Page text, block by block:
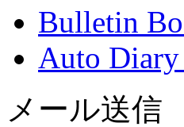
Bulletin
Auto
メール送信